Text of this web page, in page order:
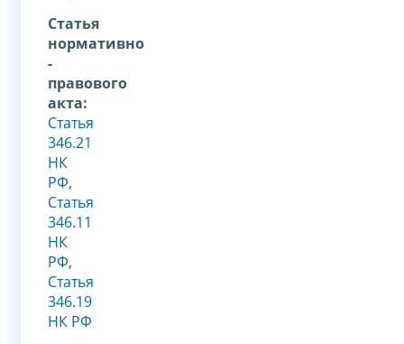
Статья
нормативно
-
правового
акта:
Статья
346.21
НК
РФ,
Статья
346.11
НК
РФ,
Статья
346.19
НК РФ